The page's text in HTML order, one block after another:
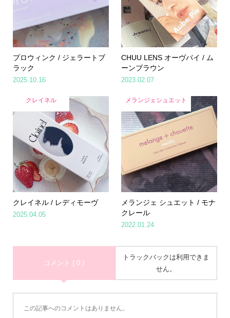
プロウィンク / ジェラートブ
ラック
2025.10.16
CHUU LENS オーヴパイ / ム
ーンブラウン
2023.02.07
クレイネル
クレイネル / レディモーヴ
2025.04.05
メランジェシュエット
メランジェ シュエット / モナ
クレール
2022.01.24
コメント ( 0 )
トラックバックは利用できま
せん。
この記事へのコメントはありません。